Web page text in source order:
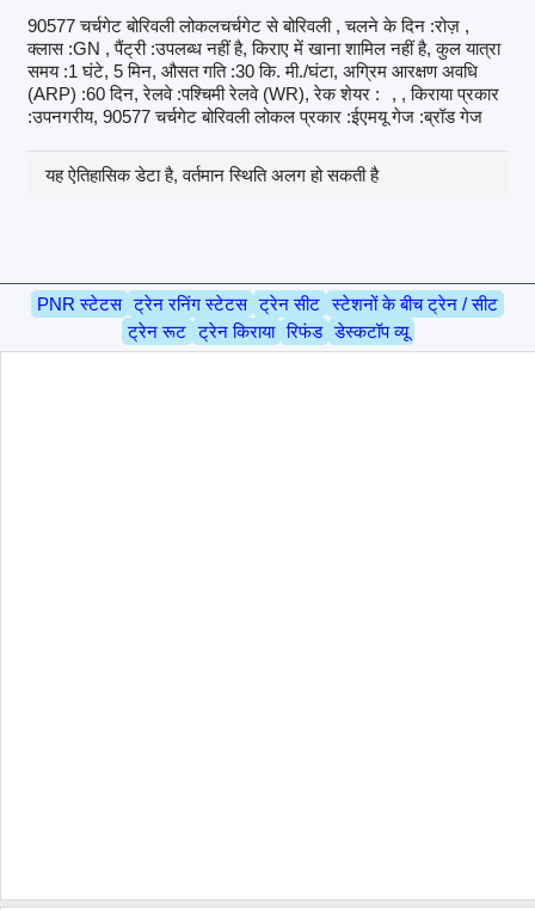
90577 चर्चगेट बोरिवली लोकलचर्चगेट से बोरिवली , चलने के दिन :रोज़ ,
क्लास :GN , पैंट्री :उपलब्ध नहीं है, किराए में खाना शामिल नहीं है, कुल यात्रा
समय :1 घंटे, 5 मिन, औसत गति :30 कि. मी./घंटा, अग्रिम आरक्षण अवधि
(ARP) :60 दिन, रेलवे :पश्चिमी रेलवे (WR), रेक शेयर :
, , किराया प्रकार
:उपनगरीय, 90577 चर्चगेट बोरिवली लोकल प्रकार :ईएमयू गेज :ब्रॉड गेज
यह ऐतिहासिक डेटा है, वर्तमान स्थिति अलग हो सकती है
PNR स्टेटस ट्रेन रनिंग स्टेटस ट्रेन सीट स्टेशनों के बीच ट्रेन / सीट
ट्रेन रूट ट्रेन किराया रिफंड डेस्कटॉप व्यू